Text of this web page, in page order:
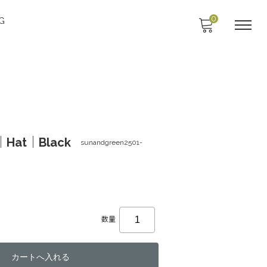
0
Hat｜Black
sunandgreen2501-
数量